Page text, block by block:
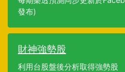
發布)
財神強勢股
利用台股盤後分析取得強勢股